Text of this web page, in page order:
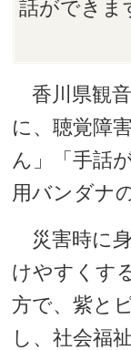
話ができま
香川県観
に、聴覚障
ん」「手話
用バンダナ
災害時に
けやすくす
方で、紫と
し、社会福